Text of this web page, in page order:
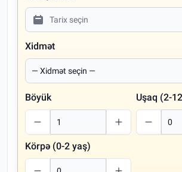
Xidmət
Böyük Uşaq (2-
Körpə (0-2 yaş)